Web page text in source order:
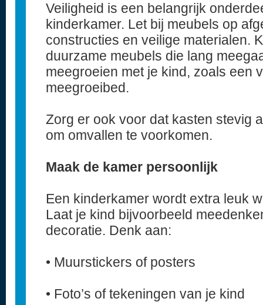
Veiligheid is een belangrijk
kinderkamer. Let bij meubels op
constructies en veilige materialen.
duurzame meubels die lang
meegroeien met je kind, zoals een
meegroeibed.
Zorg er ook voor dat kasten stevig
om omvallen te voorkomen.
Maak de kamer persoonlijk
Een kinderkamer wordt extra leuk
Laat je kind bijvoorbeeld
decoratie. Denk aan:
• Muurstickers of posters
• Foto’s of tekeningen van je kind